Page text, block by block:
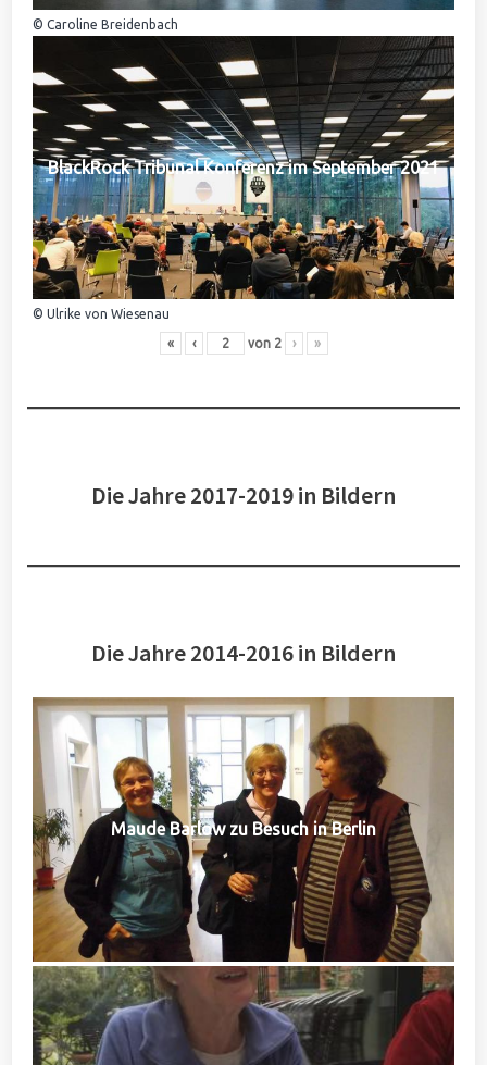
© Caroline Breidenbach
BlackRock Tribunal Konferenz im September 2021
© Ulrike von Wiesenau
« ‹ von 2 › »
Die Jahre 2017-2019 in Bildern
Die Jahre 2014-2016 in Bildern
Maude Barlow zu Besuch in Berlin